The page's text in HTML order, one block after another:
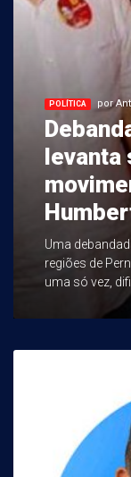
POLÍTICA por
levanta
Uma
regiões de
uma só vez,